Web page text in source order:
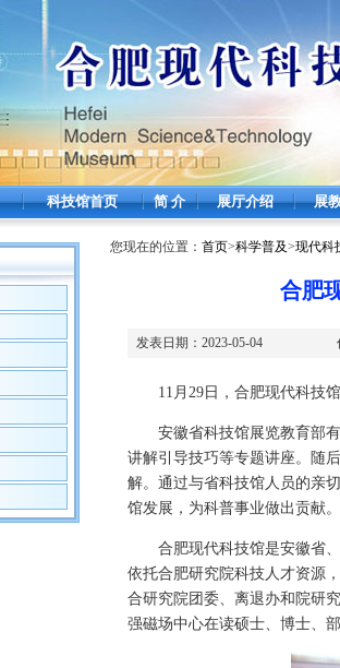
科技馆首页 简 介 展厅介绍 展
您现在的位置： 首页>科学普及>现代科
合肥
发表日期： 2023-05-04
11 月 29 日 ，合肥现代科技
安徽省科技馆展览教育部
讲解引导技巧等专题讲座。随
解。 通过与省科技馆人员的亲
馆发展 ，为科普事业做出贡献。
合肥现代科技馆是安徽省、
依托合肥研究院科技人才资源
合研究院团委、离退办和院研
强磁场中心在读硕士、博士、